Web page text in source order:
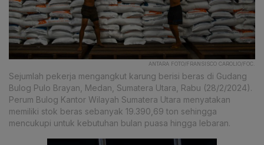
ANTARA FOTO/FRANSISCO CAROLIO/FOC.
Sejumlah pekerja mengangkut karung berisi beras di Gudang
Bulog Pulo Brayan, Medan, Sumatera Utara, Rabu (28/2/2024).
Perum Bulog Kantor Wilayah Sumatera Utara menyatakan
memiliki stok beras sebanyak 19.390,69 ton sehingga
mencukupi untuk kebutuhan bulan puasa hingga lebaran.